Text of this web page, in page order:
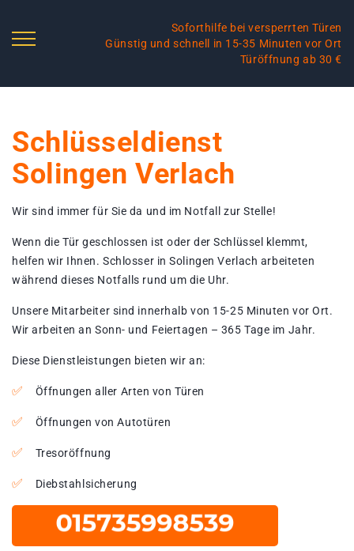
Soforthilfe bei versperrten Türen
Günstig und schnell in 15-35 Minuten vor Ort
Türöffnung ab 30 €
Schlüsseldienst
Solingen Verlach
Wir sind immer für Sie da und im Notfall zur Stelle!
Wenn die Tür geschlossen ist oder der Schlüssel klemmt,
helfen wir Ihnen. Schlosser in Solingen Verlach arbeiteten
während dieses Notfalls rund um die Uhr.
Unsere Mitarbeiter sind innerhalb von 15-25 Minuten vor Ort.
Wir arbeiten an Sonn- und Feiertagen – 365 Tage im Jahr.
Diese Dienstleistungen bieten wir an:
Öffnungen aller Arten von Türen
Öffnungen von Autotüren
Tresoröffnung
Diebstahlsicherung